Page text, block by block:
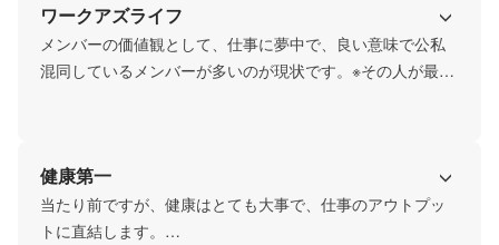
ワークアズライフ
メンバーの価値観として、仕事に夢中で、良い意味で公私
混同しているメンバーが多いのが現状です。※その人が最も
健康第一
当たり前ですが、健康はとても大事で、仕事のアウトプッ
トに直結します。